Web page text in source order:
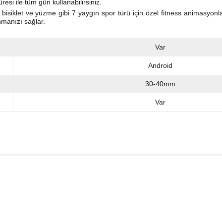
ile tüm gün kullanabilirsiniz.
ve yüzme gibi 7 yaygın spor türü için özel fitness
sağlar.
Var
Android
30-40mm
Var